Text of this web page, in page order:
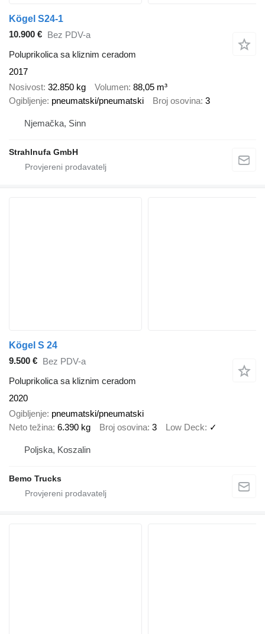
Kögel S24-1
10.900 € Bez PDV-a
Poluprikolica sa kliznim ceradom
2017
Nosivost 32.850 kg Volumen 88,05 m³
Ogibljenje pneumatski/pneumatski Broj osovina 3
Njemačka, Sinn
Strahlnufa GmbH
Kögel S 24
9.500 € Bez PDV-a
Poluprikolica sa kliznim ceradom
2020
Ogibljenje pneumatski/pneumatski
Neto težina 6.390 kg Broj osovina 3 Low Deck ✓
Poljska, Koszalin
Bemo Trucks